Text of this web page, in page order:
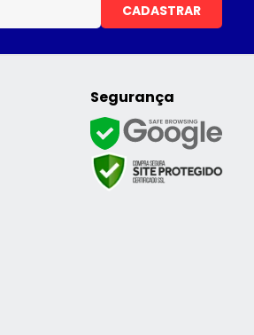
CADASTRAR
Segurança